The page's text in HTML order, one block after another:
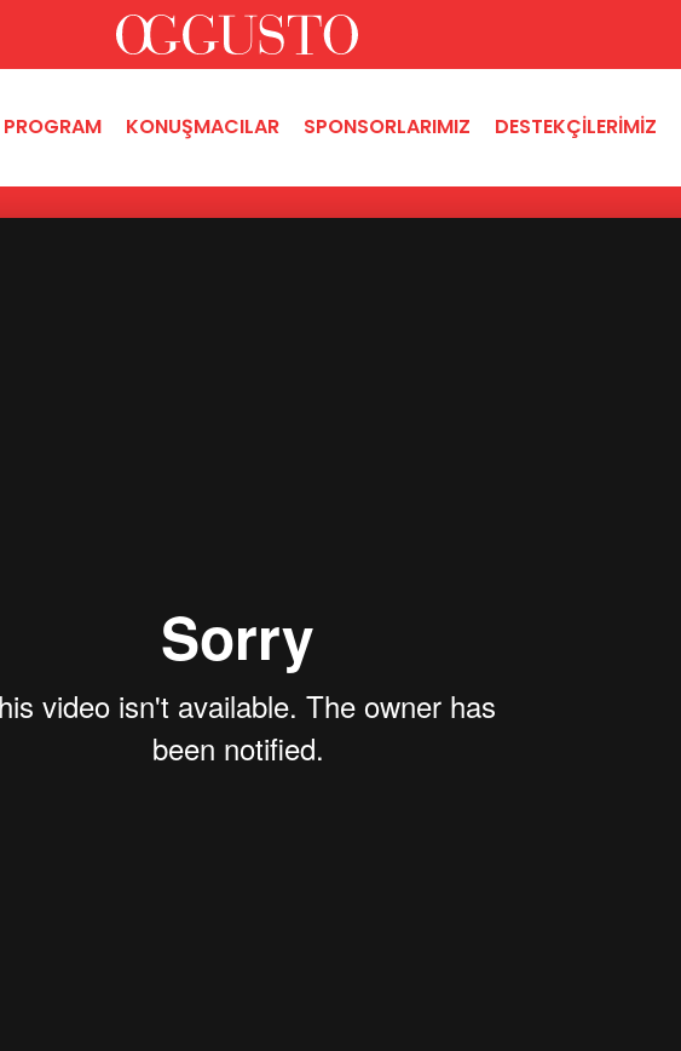
PROGRAM KONUŞMACILAR SPONSORLARIMIZ DESTEKÇILERIMIZ